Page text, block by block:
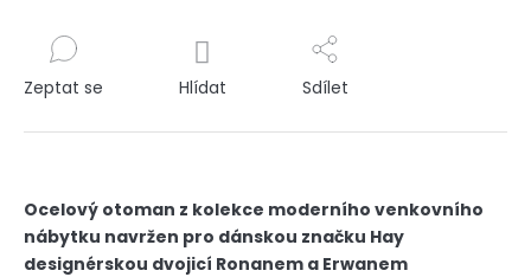
Ocelový otoman z kolekce moderního venkovního
nábytku navržen pro dánskou značku Hay
designérskou dvojicí Ronanem a Erwanem
Zeptat se Hlídat Sdílet